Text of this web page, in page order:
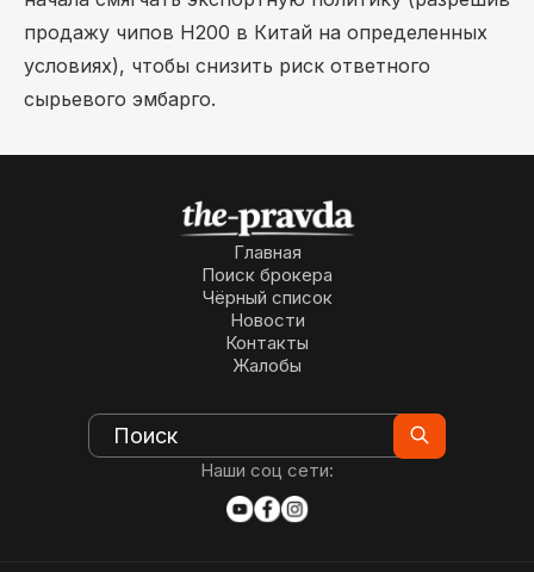
продажу чипов H200 в Китай на определенных
условиях), чтобы снизить риск ответного
сырьевого эмбарго.
Главная
Поиск брокера
Чёрный список
Новости
Контакты
Жалобы
Наши соц сети: